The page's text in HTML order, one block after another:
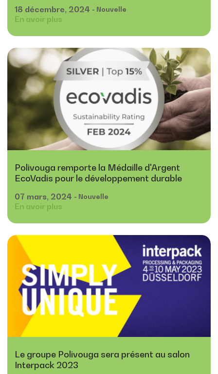
18 décembre, 2024 - Nouvelle
En avoir plus
Polivouga remporte la Médaille d'Argent
EcoVadis pour le développement durable
07 mars, 2024 - Nouvelle
En avoir plus
Le groupe Polivouga sera présent au salon
Interpack 2023